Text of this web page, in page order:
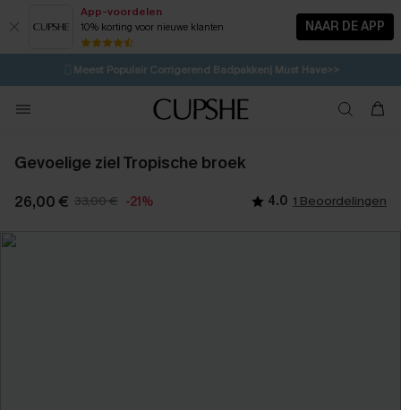
App-voordelen
10% korting voor nieuwe klanten NAAR DE APP
⚡️LAATSTE KANS | Tot 50% korting>>
🩱Meest Populair Corrigerend Badpakken| Must Have>>
💌Abonneer je & ontvang tot 15% korting>>
Koop 3, krijg 15% korting | CODE: SW15
Gevoelige ziel Tropische broek
26,00 € 33,00 € -21% 4.0 1 Beoordelingen